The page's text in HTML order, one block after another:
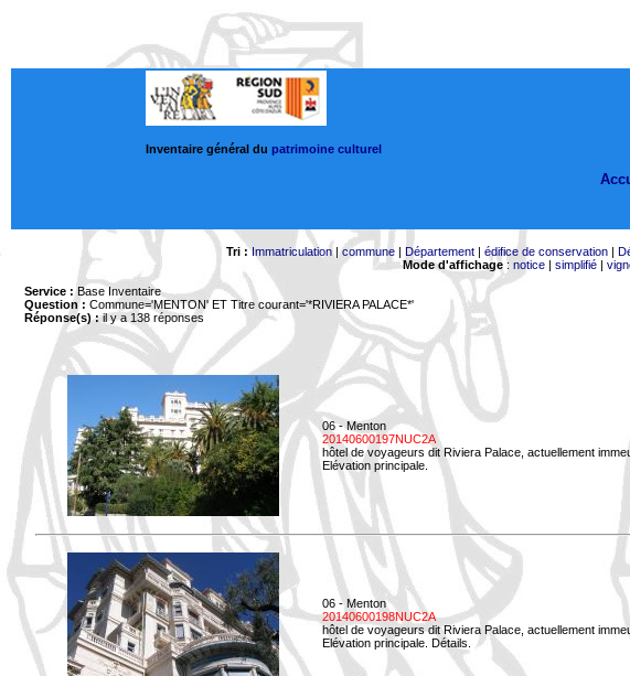
Inventaire général du patrimoine culturel
Tri : Immatriculation|commune| Département| édifice de conservation|
Mode d'affichage: notice| simplifié|
Service : Base Inventaire
Question : Commune='MENTON' ET Titre courant='*RIVIERA PALACE*'
Réponse(s) :il y a 138 réponses
06 - Menton
20140600197NUC2A
hôtel de voyageurs dit Riviera Palace, actuellement
Elévation principale.
06 - Menton
20140600198NUC2A
hôtel de voyageurs dit Riviera Palace, actuellement
Elévation principale. Détails.